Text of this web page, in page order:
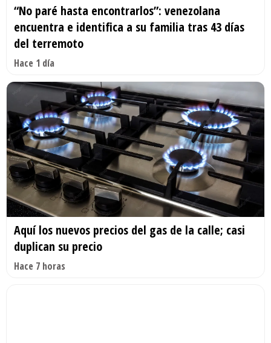
“No paré hasta encontrarlos”: venezolana
encuentra e identifica a su familia tras 43 días
del terremoto
Hace 1 día
Aquí los nuevos precios del gas de la calle; casi
duplican su precio
Hace 7 horas